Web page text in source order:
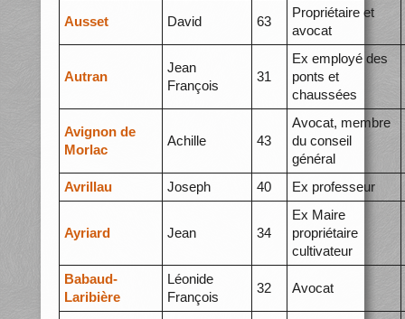
Ausset David 63
Propriétaire et
avocat
Autran
Jean
François
31
Ex employé des
ponts et
chaussées
Avignon de
Morlac
Achille 43
Avocat, membre
du conseil
général
Avrillau
Joseph 40 Ex professeur
Ayriard Jean 34
Ex Maire
propriétaire
cultivateur
Babaud-
Laribière
Léonide
François
32 Avocat